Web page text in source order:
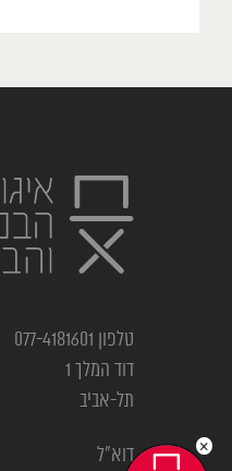
טלפון 077-4181601
דוד המלך 1
תל-אביב
דוא”ל ×